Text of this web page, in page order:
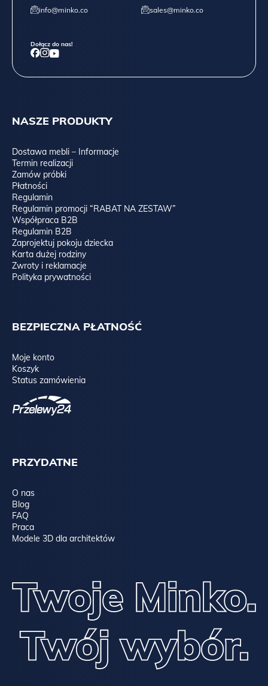
NASZE PRODUKTY
Dostawa mebli – Informacje
Termin realizacji
Zamów próbki
Płatności
Regulamin
Regulamin promocji “RABAT NA ZESTAW”
Współpraca B2B
Regulamin B2B
Zaprojektuj pokoju dziecka
Karta dużej rodziny
Zwroty i reklamacje
Polityka prywatności
BEZPIECZNA PŁATNOŚĆ
Moje konto
Koszyk
Status zamówienia
PRZYDATNE
O nas
Blog
FAQ
Praca
Modele 3D dla architektów
info@minko.co
sales@minko.co
Dołącz do nas!